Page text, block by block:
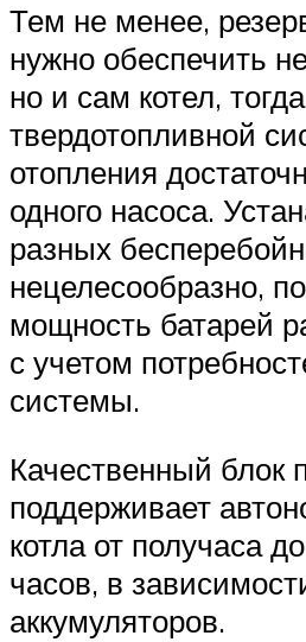
Тем не менее,
нужно обеспечить
но и сам котел,
твердотопливной
отопления
одного насоса.
разных
нецелесообразно,
мощность батарей
с учетом
системы.
Качественный блок
поддерживает
котла от получаса
часов, в
аккумуляторов.